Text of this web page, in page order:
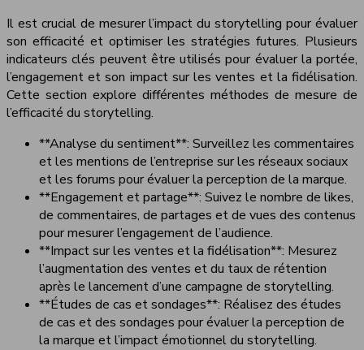
Il est crucial de mesurer l’impact du storytelling pour évaluer
son efficacité et optimiser les stratégies futures. Plusieurs
indicateurs clés peuvent être utilisés pour évaluer la portée,
l’engagement et son impact sur les ventes et la fidélisation.
Cette section explore différentes méthodes de mesure de
l’efficacité du storytelling.
**Analyse du sentiment**: Surveillez les commentaires
et les mentions de l’entreprise sur les réseaux sociaux
et les forums pour évaluer la perception de la marque.
**Engagement et partage**: Suivez le nombre de likes,
de commentaires, de partages et de vues des contenus
pour mesurer l’engagement de l’audience.
**Impact sur les ventes et la fidélisation**: Mesurez
l’augmentation des ventes et du taux de rétention
après le lancement d’une campagne de storytelling.
**Études de cas et sondages**: Réalisez des études
de cas et des sondages pour évaluer la perception de
la marque et l’impact émotionnel du storytelling.